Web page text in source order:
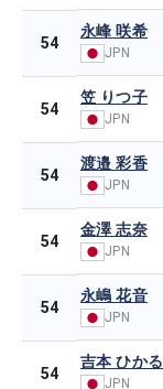
54
永峰 咲希
JPN
54
笠 りつ子
JPN
54
渡邉 彩香
JPN
54
金澤 志奈
JPN
54
永嶋 花音
JPN
54
吉本 ひかる
JPN